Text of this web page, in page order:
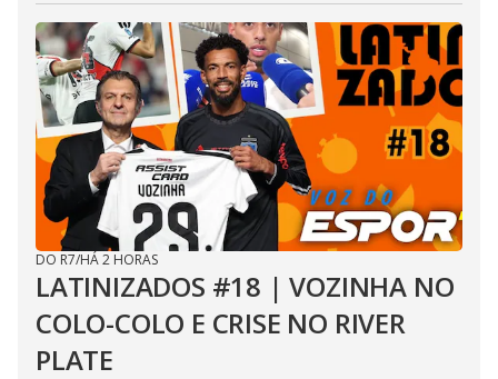
DO R7/HÁ 2 HORAS
LATINIZADOS #18 | VOZINHA NO
COLO-COLO E CRISE NO RIVER
PLATE